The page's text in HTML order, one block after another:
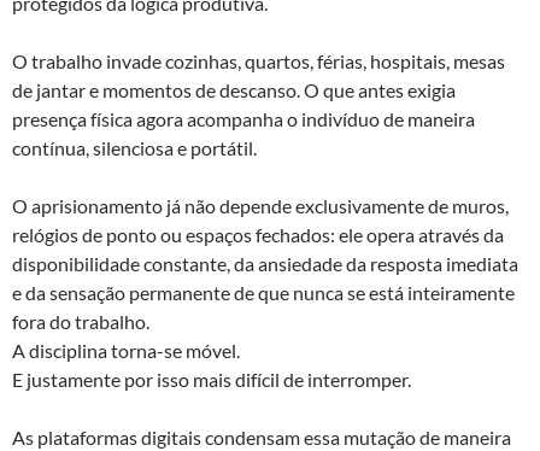
O trabalho invade cozinhas, quartos, férias, hospitais, mesas
de jantar e momentos de descanso. O que antes exigia
presença física agora acompanha o indivíduo de maneira
contínua, silenciosa e portátil.
O aprisionamento já não depende exclusivamente de muros,
relógios de ponto ou espaços fechados: ele opera através da
disponibilidade constante, da ansiedade da resposta imediata
e da sensação permanente de que nunca se está inteiramente
fora do trabalho.
A disciplina torna-se móvel.
E justamente por isso mais difícil de interromper.
As plataformas digitais condensam essa mutação de maneira